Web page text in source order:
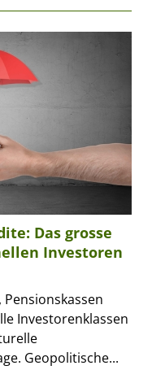
Das grosse
Investoren
Investorenklassen
Geopolitische...